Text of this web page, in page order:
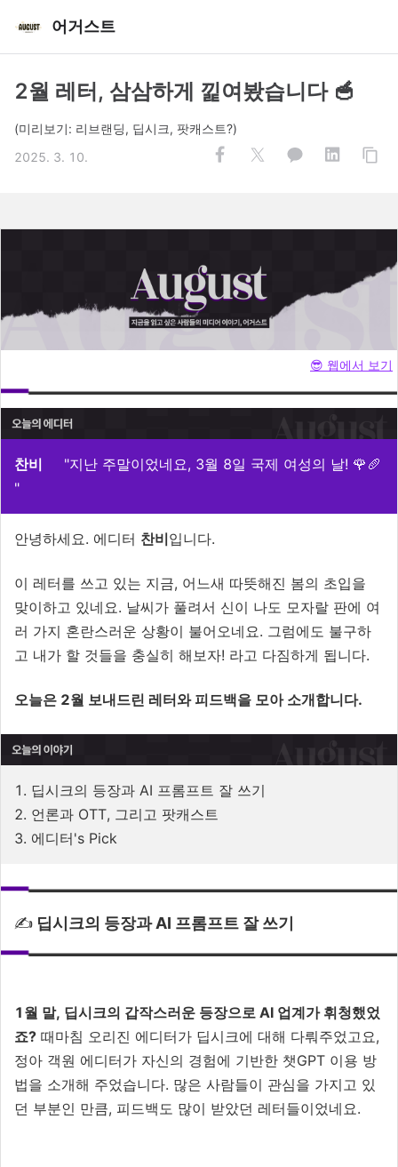
어거스트
2월 레터, 삼삼하게 낉여봤습니다 🥣
(미리보기: 리브랜딩, 딥시크, 팟캐스트?)
2025. 3. 10.
😎 웹에서 보기
찬비 "지난 주말이었네요, 3월 8일 국제 여성의 날! 🌹🥖
"
안녕하세요. 에디터 찬비입니다.
이 레터를 쓰고 있는 지금, 어느새 따뜻해진 봄의 초입을
맞이하고 있네요. 날씨가 풀려서 신이 나도 모자랄 판에 여
러 가지 혼란스러운 상황이 불어오네요. 그럼에도 불구하
고 내가 할 것들을 충실히 해보자! 라고 다짐하게 됩니다.
오늘은 2월 보내드린 레터와 피드백을 모아 소개합니다.
1. 딥시크의 등장과 AI 프롬프트 잘 쓰기
2. 언론과 OTT, 그리고 팟캐스트
3. 에디터's Pick
✍️ 딥시크의 등장과 AI 프롬프트 잘 쓰기
1월 말, 딥시크의 갑작스러운 등장으로 AI 업계가 휘청했었
죠? 때마침 오리진 에디터가 딥시크에 대해 다뤄주었고요,
정아 객원 에디터가 자신의 경험에 기반한 챗GPT 이용 방
법을 소개해 주었습니다. 많은 사람들이 관심을 가지고 있
던 부분인 만큼, 피드백도 많이 받았던 레터들이었네요.